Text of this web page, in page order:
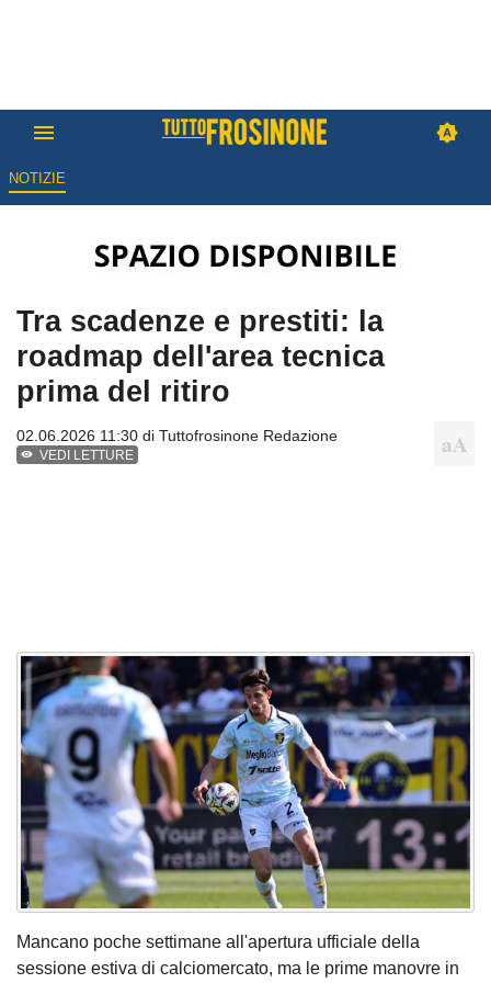
NOTIZIE
Tra scadenze e prestiti: la
roadmap dell'area tecnica
prima del ritiro
02.06.2026 11:30 di Tuttofrosinone Redazione
VEDI LETTURE
Mancano poche settimane all'apertura ufficiale della
sessione estiva di calciomercato, ma le prime manovre in